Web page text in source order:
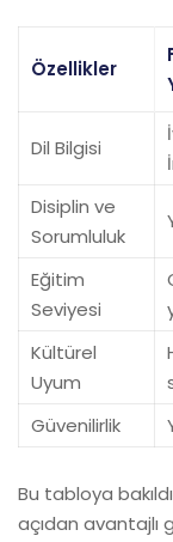
Özellikler
Dil Bilgisi
Disiplin ve
Sorumluluk
Eğitim
Seviyesi
Kültürel
Uyum
Güvenilirlik
Bu tabloya
açıdan avantajlı